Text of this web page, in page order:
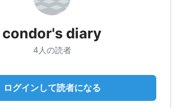
condor's diary
4人の読者
ログインして読者になる